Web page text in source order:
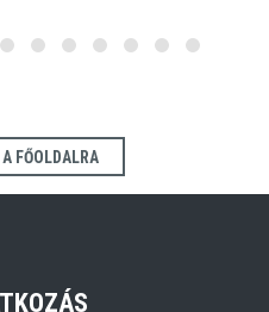
FŐOLDALRA